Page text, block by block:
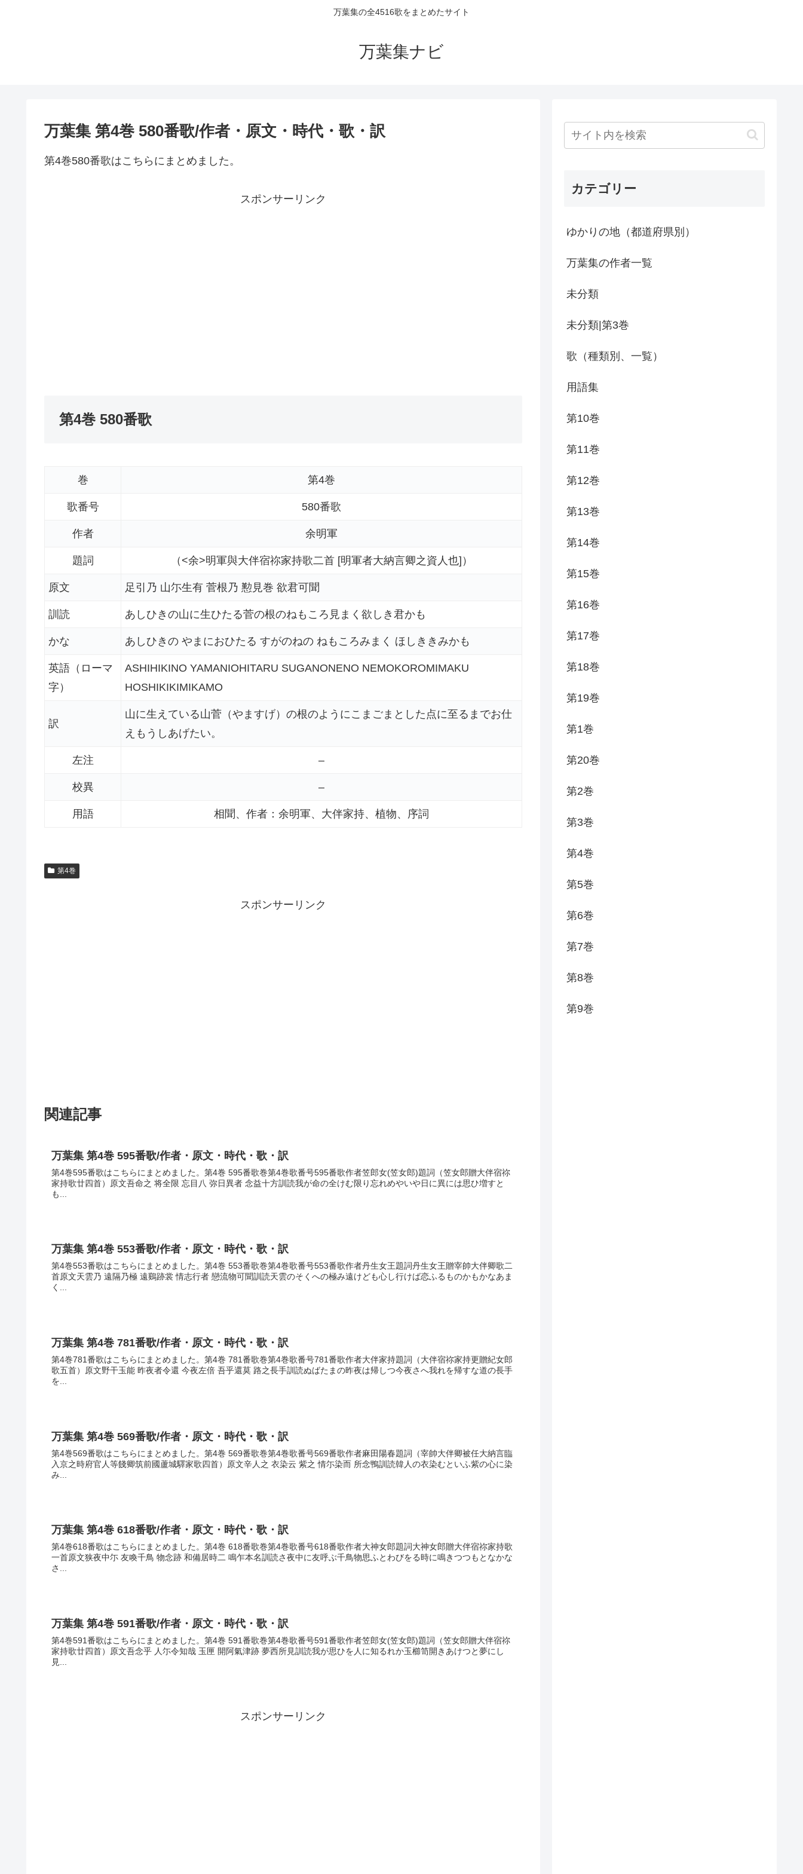
万葉集の全4516歌をまとめたサイト
万葉集ナビ
万葉集 第4巻 580番歌/作者・原文・時代・歌・訳
第4巻580番歌はこちらにまとめました。
スポンサーリンク
第4巻 580番歌
巻 第4巻
歌番号 580番歌
作者 余明軍
題詞 （<余>明軍與大伴宿祢家持歌二首 [明軍者大納言卿之資人也]）
原文 足引乃 山尓生有 菅根乃 懃見巻 欲君可聞
訓読 あしひきの山に生ひたる菅の根のねもころ見まく欲しき君かも
かな あしひきの やまにおひたる すがのねの ねもころみまく ほしききみかも
英語（ローマ
字）
ASHIHIKINO YAMANIOHITARU SUGANONENO NEMOKOROMIMAKU
HOSHIKIKIMIKAMO
訳
山に生えている山菅（やますげ）の根のようにこまごまとした点に至るまでお仕
えもうしあげたい。
左注 –
校異 –
用語 相聞、作者：余明軍、大伴家持、植物、序詞
第4巻
スポンサーリンク
関連記事
万葉集 第4巻 595番歌/作者・原文・時代・歌・訳
第4巻595番歌はこちらにまとめました。第4巻 595番歌巻第4巻歌番号595番歌作者笠郎女(笠女郎)題詞（笠女郎贈大伴宿祢
家持歌廿四首）原文吾命之 将全限 忘目八 弥日異者 念益十方訓読我が命の全けむ限り忘れめやいや日に異には思ひ増すと
も...
万葉集 第4巻 553番歌/作者・原文・時代・歌・訳
第4巻553番歌はこちらにまとめました。第4巻 553番歌巻第4巻歌番号553番歌作者丹生女王題詞丹生女王贈宰帥大伴卿歌二
首原文天雲乃 遠隔乃極 遠鷄跡裳 情志行者 戀流物可聞訓読天雲のそくへの極み遠けども心し行けば恋ふるものかもかなあま
く...
万葉集 第4巻 781番歌/作者・原文・時代・歌・訳
第4巻781番歌はこちらにまとめました。第4巻 781番歌巻第4巻歌番号781番歌作者大伴家持題詞（大伴宿祢家持更贈紀女郎
歌五首）原文野干玉能 昨夜者令還 今夜左倍 吾乎還莫 路之長手訓読ぬばたまの昨夜は帰しつ今夜さへ我れを帰すな道の長手
を...
万葉集 第4巻 569番歌/作者・原文・時代・歌・訳
第4巻569番歌はこちらにまとめました。第4巻 569番歌巻第4巻歌番号569番歌作者麻田陽春題詞（宰帥大伴卿被任大納言臨
入京之時府官人等餞卿筑前國蘆城驛家歌四首）原文辛人之 衣染云 紫之 情尓染而 所念鴨訓読韓人の衣染むといふ紫の心に染
み...
万葉集 第4巻 618番歌/作者・原文・時代・歌・訳
第4巻618番歌はこちらにまとめました。第4巻 618番歌巻第4巻歌番号618番歌作者大神女郎題詞大神女郎贈大伴宿祢家持歌
一首原文狭夜中尓 友喚千鳥 物念跡 和備居時二 鳴乍本名訓読さ夜中に友呼ぶ千鳥物思ふとわびをる時に鳴きつつもとなかな
さ...
万葉集 第4巻 591番歌/作者・原文・時代・歌・訳
第4巻591番歌はこちらにまとめました。第4巻 591番歌巻第4巻歌番号591番歌作者笠郎女(笠女郎)題詞（笠女郎贈大伴宿祢
家持歌廿四首）原文吾念乎 人尓令知哉 玉匣 開阿氣津跡 夢西所見訓読我が思ひを人に知るれか玉櫛笥開きあけつと夢にし
見...
スポンサーリンク
カテゴリー
ゆかりの地（都道府県別）
万葉集の作者一覧
未分類
未分類|第3巻
歌（種類別、一覧）
用語集
第10巻
第11巻
第12巻
第13巻
第14巻
第15巻
第16巻
第17巻
第18巻
第19巻
第1巻
第20巻
第2巻
第3巻
第4巻
第5巻
第6巻
第7巻
第8巻
第9巻